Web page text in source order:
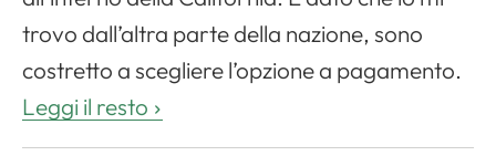
trovo dall’altra parte della nazione, sono
costretto a scegliere l’opzione a pagamento.
Leggi il resto